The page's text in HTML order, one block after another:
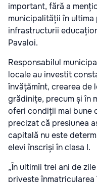
important, fără a
municipalității în
infrastructurii
Pavaloi.
Responsabilul
locale au investit
învățămînt, crearea de
grădinițe, precum și în
oferi condiții mai bune
precizat că presiunea
capitală nu este
elevi înscriși în clasa I.
„În ultimii trei ani de
privește înmatricularea